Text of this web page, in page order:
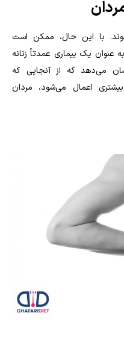
با این حال، ممکن است
عنوان یک بیماری عمدتاً زنانه
می‌دهد که از آنجایی که
با سهولت بیشتری اعمال می‌شود، مردان